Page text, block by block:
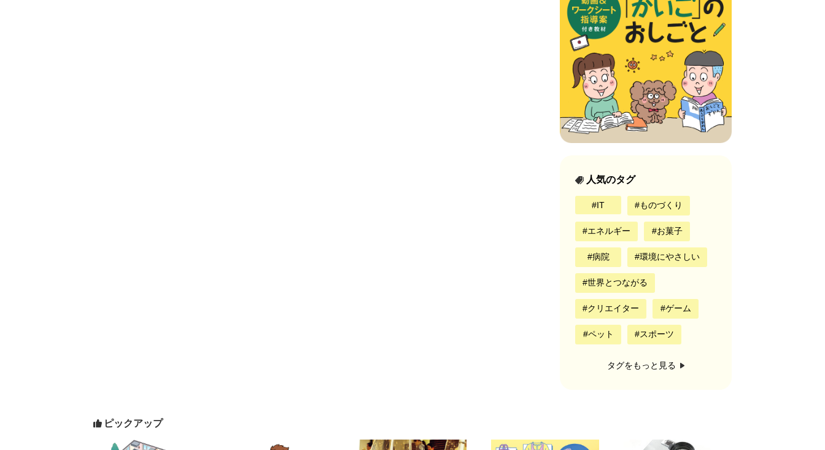
人気のタグ
IT ものづくり
エネルギー お菓子
病院 環境にやさしい
世界とつながる
クリエイター ゲーム
ペット スポーツ
タグをもっと見る
ピックアップ